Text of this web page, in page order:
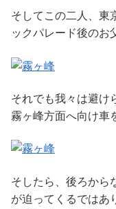
そしてこの二人、東
ックパレード後のお
それでも我々は避け
霧ヶ峰方面へ向け車
そしたら、後ろから
が迫ってくるではあ